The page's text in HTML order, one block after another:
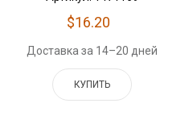
$16.20
Доставка за 14–20 дней
КУПИТЬ